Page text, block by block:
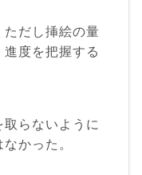
ただし挿絵の量
度を把握する
らないように
かった。